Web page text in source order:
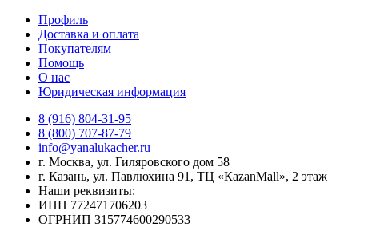
Профиль
Доставка и оплата
Покупателям
Помощь
О нас
Юридическая информация
8 (916) 804-31-95
8 (800) 707-87-79
info@yanalukacher.ru
г. Москва, ул. Гиляровского дом 58
г. Казань, ул. Павлюхина 91, ТЦ «КazanMall», 2 этаж
Наши реквизиты:
ИНН 772471706203
ОГРНИП 315774600290533